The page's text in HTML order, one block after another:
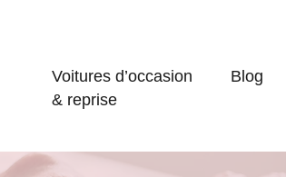
Voitures d’occasion
& reprise
Blog